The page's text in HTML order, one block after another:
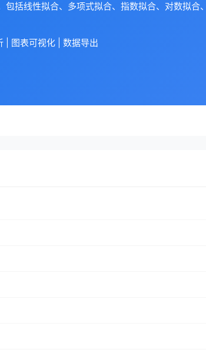
括线性拟合、多项式拟合、指数拟合、对数拟
| 图表可视化 | 数据导出